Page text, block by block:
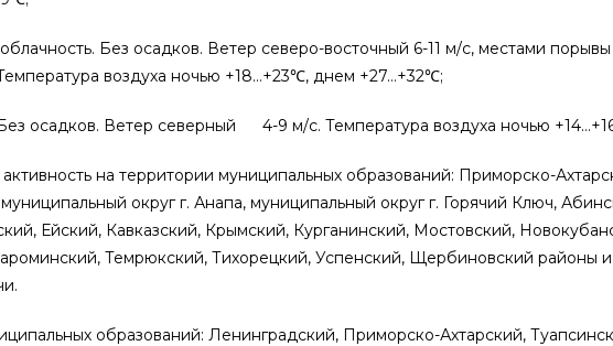
Без осадков. Ветер северо-восточный 6-11 м/с, местами порывы
воздуха ночью +18…+23℃, днем +27…+32℃;
осадков. Ветер северный 4-9 м/с. Температура воздуха ночью
на территории муниципальных образований: Приморско-
округ г. Анапа, муниципальный округ г. Горячий Ключ,
Ейский, Кавказский, Крымский, Курганинский, Мостовский,
Темрюкский, Тихорецкий, Успенский, Щербиновский районы и
образований: Ленинградский, Приморско-Ахтарский,